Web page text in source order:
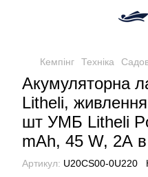
Кемпінг Техніка
Акумуляторна
Litheli,
шт УМБ Litheli
mAh, 45 W, 2А в
Артикул: U20CS00-0U220